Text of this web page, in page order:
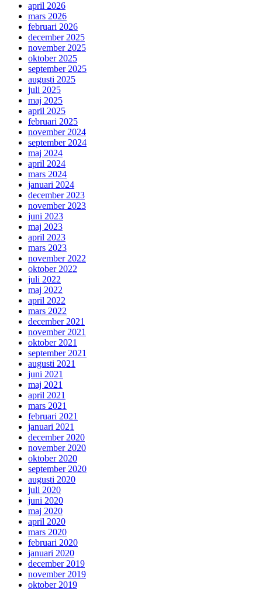
april 2026
mars 2026
februari 2026
december 2025
november 2025
oktober 2025
september 2025
augusti 2025
juli 2025
maj 2025
april 2025
februari 2025
november 2024
september 2024
maj 2024
april 2024
mars 2024
januari 2024
december 2023
november 2023
juni 2023
maj 2023
april 2023
mars 2023
november 2022
oktober 2022
juli 2022
maj 2022
april 2022
mars 2022
december 2021
november 2021
oktober 2021
september 2021
augusti 2021
juni 2021
maj 2021
april 2021
mars 2021
februari 2021
januari 2021
december 2020
november 2020
oktober 2020
september 2020
augusti 2020
juli 2020
juni 2020
maj 2020
april 2020
mars 2020
februari 2020
januari 2020
december 2019
november 2019
oktober 2019